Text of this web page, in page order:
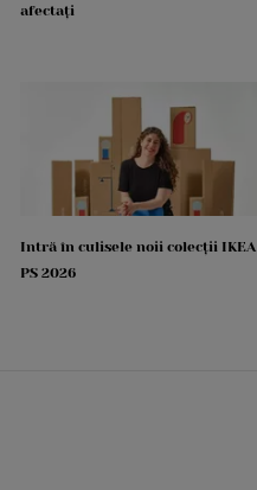
afectați
Intră în culisele noii colecții IKEA
PS 2026